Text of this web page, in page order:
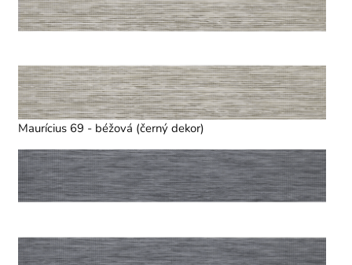
Maurícius 69 - béžová (černý dekor)